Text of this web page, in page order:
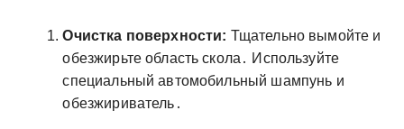
Очистка поверхности: Тщательно вымойте и
обезжирьте область скола․ Используйте
специальный автомобильный шампунь и
обезжириватель․